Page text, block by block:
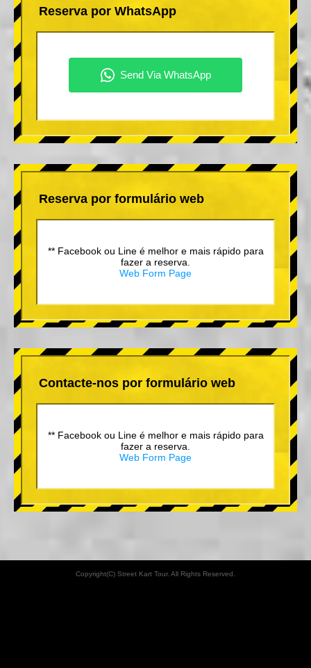
Reserva por WhatsApp
Reserva por formulário web
** Facebook ou Line é melhor e mais rápido para
fazer a reserva.
Web Form Page
Contacte-nos por formulário web
** Facebook ou Line é melhor e mais rápido para
fazer a reserva.
Web Form Page
Copyright(C) Street Kart Tour. All Rights Reserved.